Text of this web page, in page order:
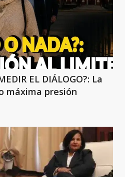
EL DIÁLOGO?: La
máxima presión